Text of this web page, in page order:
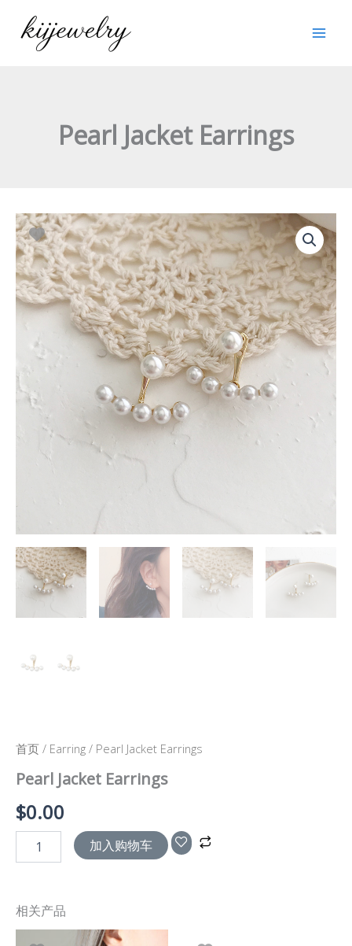
Pearl Jacket Earrings
首页 / Earring / Pearl Jacket Earrings
Pearl Jacket Earrings
$0.00
Pearl
Jacket
Earrings
数
量
加入购物车
相关产品